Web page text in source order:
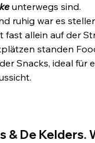
unterwegs sind.
ruhig war es
fast allein auf der
standen
Snacks, ideal für
& De Kelders.